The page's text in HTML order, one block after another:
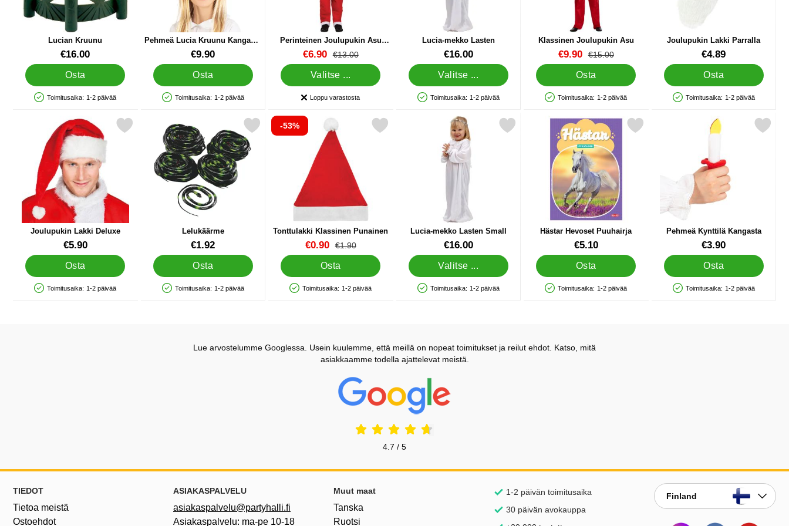
Lucian Kruunu
Tuote.nro 9603€16.00
Osta
Saatavuus: Varastossa
Toimitusaika: 1-2 päivää
Pehmeä Lucia Kruunu Kangasta
Lasten
Tuote.nro 40250€9.90
Osta
Saatavuus: Varastossa
Toimitusaika: 1-2 päivää
Perinteinen Joulupukin Asu
Lasten Large
Tuote.nro 16322
uusi hinta
€6.90 vanha hinta
€13.00
Valitse ...
Saatavuus:
Loppu varastosta
Lucia-mekko Lasten
Tuote.nro 13853€16.00
Valitse ...
Saatavuus: Varastossa
Toimitusaika: 1-2 päivää
Klassinen Joulupukin Asu
Tuote.nro 89360
uusi hinta
€9.90 vanha hinta
€15.00
Osta
Saatavuus: Varastossa
Toimitusaika: 1-2 päivää
Joulupukin Lakki Parralla
Tuote.nro 32343€4.89
Osta
Saatavuus: Varastossa
Toimitusaika: 1-2 päivää
Joulupukin Lakki Deluxe
Tuote.nro 16378€5.90
Osta
Saatavuus: Varastossa
Toimitusaika: 1-2 päivää
Merkitse joulupukin Lakki Deluxe suosikiksi
Lelukäärme
Tuote.nro 6481€1.92
Osta
Saatavuus: Varastossa
Toimitusaika: 1-2 päivää
Merkitse lelukäärme suosikiksi
-53%
Tonttulakki Klassinen Punainen
Tuote.nro 89361
uusi hinta
€0.90 vanha hinta
€1.90
Osta
Saatavuus: Varastossa
Toimitusaika: 1-2 päivää
Merkitse tonttulakki Klassinen Punainen suosikiksi
Lucia-mekko Lasten Small
Tuote.nro 13854€16.00
Valitse ...
Saatavuus: Varastossa
Toimitusaika: 1-2 päivää
Merkitse lucia-mekko Lasten Small suosikiksi
Hästar Hevoset Puuhairja
Tuote.nro 31287€5.10
Osta
Saatavuus: Varastossa
Toimitusaika: 1-2 päivää
Merkitse hästar Hevoset Puuhairja suosikiksi
Pehmeä Kynttilä Kangasta
Tuote.nro 40251€3.90
Osta
Saatavuus: Varastossa
Toimitusaika: 1-2 päivää
Merkitse pehmeä Kynttilä
Lue arvostelumme Googlessa. Usein kuulemme, että meillä on nopeat toimitukset ja reilut ehdot. Katso, mitä
asiakkaamme todella ajattelevat meistä.
Prisjakt Arvostelu: 4.7 Tähdet
4.7 / 5
Alatunnisteen sisältö Sekalaista tietoa ja linkkejä
TIEDOT
Tietoa meistä
Ostoehdot
ASIAKASPALVELU
asiakaspalvelu@partyhalli.fi
Asiakaspalvelu: ma-pe 10-18
Muut maat
Tanska
Ruotsi
1-2 päivän toimitusaika
30 päivän avokauppa
Finland